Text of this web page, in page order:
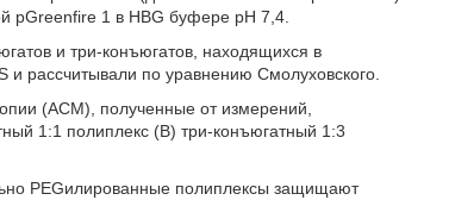
pGreenfire 1 в HBG буфере рН 7,4.
и три-конъюгатов, находящихся в
рассчитывали по уравнению Смолуховского.
(АСМ), полученные от измерений,
1:1 полиплекс (В) три-конъюгатный 1:3
РЕGилированные полиплексы защищают